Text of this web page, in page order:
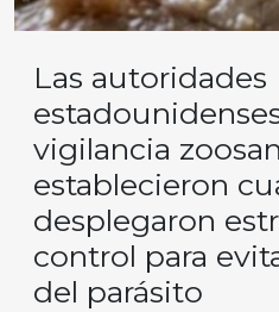
Las autoridades
vigilancia
establecieron
desplegaron
control para
del parásito